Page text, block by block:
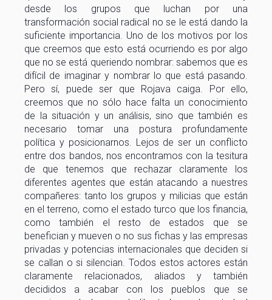
desde los grupos que luchan por una
transformación social radical no se le está dando la
suficiente importancia. Uno de los motivos por los
que creemos que esto está ocurriendo es por algo
que no se está queriendo nombrar: sabemos que es
difícil de imaginar y nombrar lo que está pasando.
Pero sí, puede ser que Rojava caiga. Por ello,
creemos que no sólo hace falta un conocimiento
de la situación y un análisis, sino que también es
necesario tomar una postura profundamente
política y posicionarnos. Lejos de ser un conflicto
entre dos bandos, nos encontramos con la tesitura
de que tenemos que rechazar claramente los
diferentes agentes que están atacando a nuestres
compañeres: tanto los grupos y milicias que están
en el terreno, como el estado turco que los financia,
como también el resto de estados que se
benefician y mueven o no sus fichas y las empresas
privadas y potencias internacionales que deciden si
se callan o si silencian. Todos estos actores están
claramente relacionados, aliados y también
decididos a acabar con los pueblos que se